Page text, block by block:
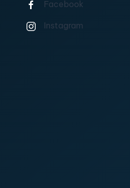
Facebook
Instagram